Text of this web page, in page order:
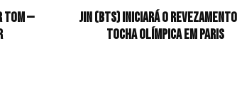
tom —
Jin (BTS) iniciará o
tocha olímpica em Paris